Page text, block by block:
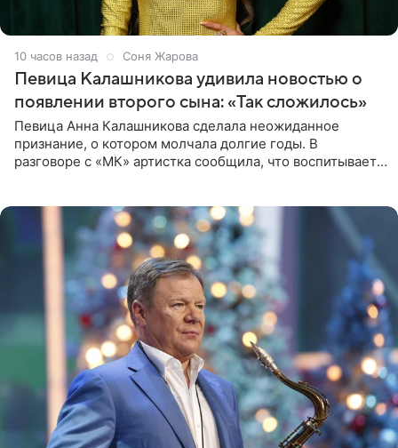
10 часов назад Соня Жарова
Певица Калашникова удивила новостью о
появлении второго сына: «Так сложилось»
Певица Анна Калашникова сделала неожиданное
признание, о котором молчала долгие годы. В
разговоре с «МК» артистка сообщила, что воспитывает